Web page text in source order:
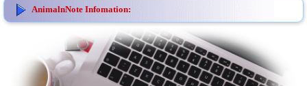
AnimalnNote Infomation: